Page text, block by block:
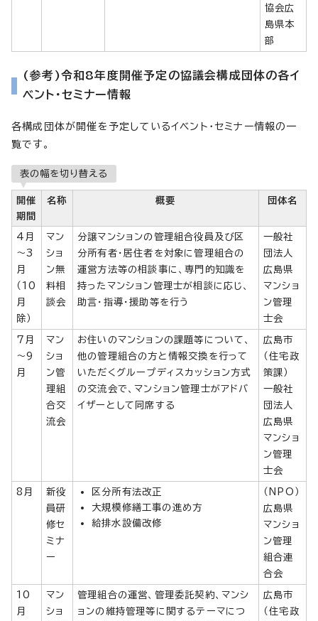
協会広
島県本
部
(参考)令和8年度開催予定の協議会構成団体の各イ
ベント・セミナー情報
各構成団体が開催を予定しているイベント・セミナー情報の一
覧です。
表の幅を切り替える
開催
期間
名称 概要 団体名
4月
～3
月
（10
月
除）
マン
ショ
ン無
料相
談会
分譲マンションの管理組合役員及び区
分所有者・居住者を対象に管理組合の
運営方法等の相談事に、専門的知識を
持ったマンション管理士が相談に応じ、
助言・指導・援助等を行う
一般社
団法人
広島県
マンショ
ン管理
士会
7月
～9
月
マン
ショ
ン管
理組
合交
流会
お住いのマンションの課題等について、
他の管理組合の方と情報交換を行って
いただくグループディスカッション方式
の交流会で、マンション管理士がアドバ
イザーとして同席する
広島市
（住宅政
策課）
一般社
団法人
広島県
マンショ
ン管理
士会
8月
新役
員研
修セ
ミナ
ー
区分所有法改正
大規模修繕工事の進め方
給排水設備改修
（NPO）
広島県
マンショ
ン管理
組合連
合会
10
月
マン
ショ
管理組合の運営、管理委託契約、マンシ
ョンの維持管理等に関するテーマにつ
広島市
（住宅政